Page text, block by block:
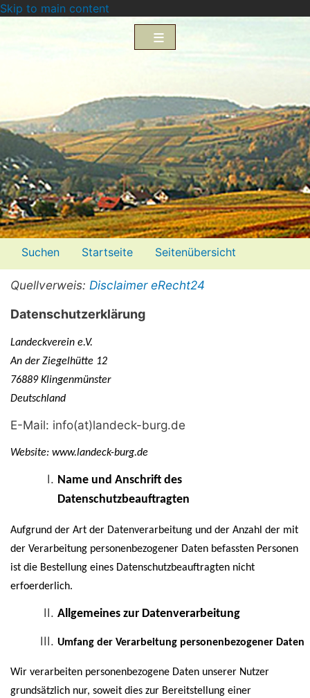
Skip to main content
Menü2
Suchen Startseite
Seitenübersicht
Impressum
Datenschutzerklärung
Quellverweis: Disclaimer eRecht24
Datenschutzerklärung
Landeckverein e.V.
An der Ziegelhütte 12
76889 Klingenmünster
Deutschland
E-Mail: info(at)landeck-burg.de
Website: www.landeck-burg.de
Name und Anschrift des
Datenschutzbeauftragten
Aufgrund der Art der Datenverarbeitung und der Anzahl der mit
der Verarbeitung personenbezogener Daten befassten Personen
ist die Bestellung eines Datenschutzbeauftragten nicht
erfoerderlich.
Allgemeines zur Datenverarbeitung
Umfang der Verarbeitung personenbezogener Daten
Wir verarbeiten personenbezogene Daten unserer Nutzer
grundsätzlich nur, soweit dies zur Bereitstellung einer